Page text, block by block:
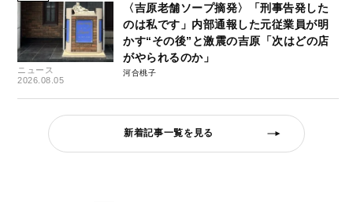
ニュース
2026.08.05
〈吉原老舗ソープ摘発〉「刑事告発した
のは私です」内部通報した元従業員が明
かす“その後”と激震の吉原「次はどの店
がやられるのか」
河合桃子
新着記事一覧を見る